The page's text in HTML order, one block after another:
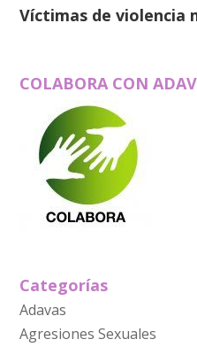
Víctimas de violencia
COLABORA CON
Categorías
Adavas
Agresiones Sexuales